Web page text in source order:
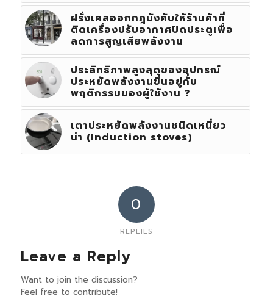
ฝรั่งเศสออกกฎบังคับให้ร้านค้าที่
ติดเครื่องปรับอากาศปิดประตูเพื่อ
ลดการสูญเสียพลังงาน
ประสิทธิภาพสูงสุดของอุปกรณ์
ประหยัดพลังงานขึ้นอยู่กับ
พฤติกรรมของผู้ใช้งาน ?
เตาประหยัดพลังงานชนิดเหนี่ยว
นำ (Induction stoves)
0
REPLIES
Leave a Reply
Want to join the discussion?
Feel free to contribute!